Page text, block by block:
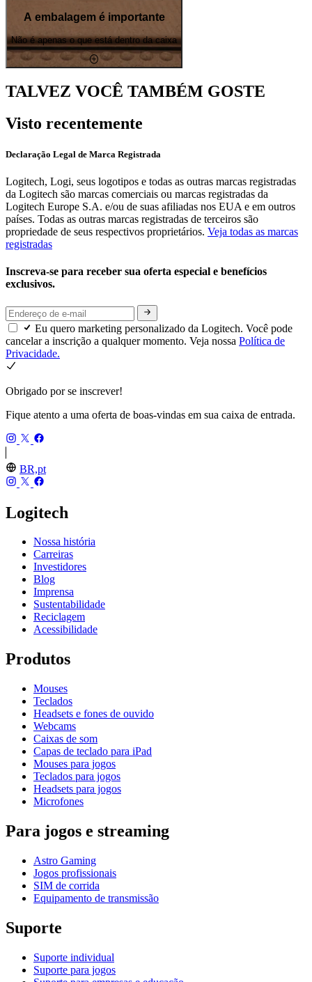
A embalagem é importante
Não é apenas o que está dentro da caixa
TALVEZ VOCÊ TAMBÉM GOSTE
Visto recentemente
Declaração Legal de Marca Registrada
Logitech, Logi, seus logotipos e todas as outras marcas registradas
da Logitech são marcas comerciais ou marcas registradas da
Logitech Europe S.A. e/ou de suas afiliadas nos EUA e em outros
países. Todas as outras marcas registradas de terceiros são
propriedade de seus respectivos proprietários. Veja todas as marcas
registradas
Inscreva-se para receber sua oferta especial e benefícios
exclusivos.
Eu quero marketing personalizado da Logitech. Você pode
cancelar a inscrição a qualquer momento. Veja nossa Política de
Privacidade.
Obrigado por se inscrever!
Fique atento a uma oferta de boas-vindas em sua caixa de entrada.
BR,pt
Logitech
Nossa história
Carreiras
Investidores
Blog
Imprensa
Sustentabilidade
Reciclagem
Acessibilidade
Produtos
Mouses
Teclados
Headsets e fones de ouvido
Webcams
Caixas de som
Capas de teclado para iPad
Mouses para jogos
Teclados para jogos
Headsets para jogos
Microfones
Para jogos e streaming
Astro Gaming
Jogos profissionais
SIM de corrida
Equipamento de transmissão
Suporte
Suporte individual
Suporte para jogos